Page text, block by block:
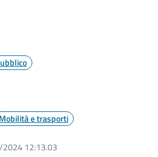
Mobilità e trasporti
12:13.03